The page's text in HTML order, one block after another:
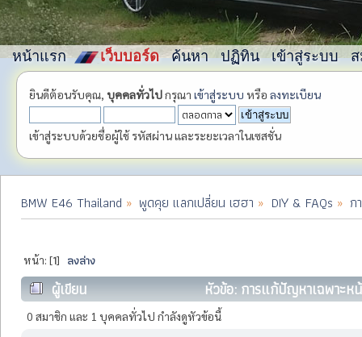
หน้าแรก เว็บบอร์ด ค้นหา ปฏิทิน เข้าสู่ระบบ
ยินดีต้อนรับคุณ, บุคคลทั่วไปกรุณา เข้าสู่ระบบ หรือ ลงทะเบียน
เข้าสู่ระบบด้วยชื่อผู้ใช้ รหัสผ่าน และระยะเวลาในเซสชั่น
BMW E46 Thailand » พูดคุย แลกเปลี่ยน เฮฮา » DIY & FAQs » ก
หน้า: [1] ลงล่าง
ผู้เขียน
หัวข้อ: การแก้ปัญหาเฉพาะห
ครั้ง)
0 สมาชิก และ 1 บุคคลทั่วไป กำลังดูหัวข้อนี้